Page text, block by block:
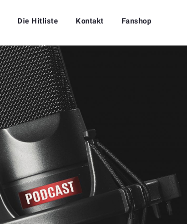
Die Hitliste Kontakt Fanshop